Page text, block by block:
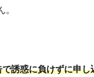
誘惑に負けずに申し